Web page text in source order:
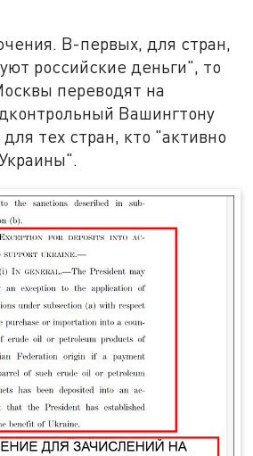
В-первых, для стран,
российские деньги", то
переводят на
Вашингтону
тех стран, кто "активно